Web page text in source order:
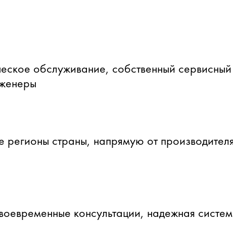
обслуживание, собственный сервисный
регионы страны, напрямую от
консультации, надежная